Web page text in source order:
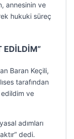
annesinin ve
hukuki süreç
EDİLDİM”
Baran Keçili,
tarafından
ve
adımları
dedi.